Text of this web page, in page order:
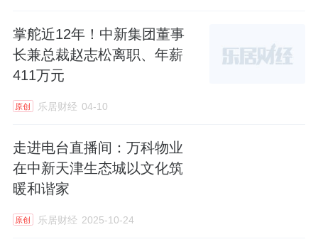
掌舵近12年！中新集团董事
长兼总裁赵志松离职、年薪
411万元
原创 乐居财经 04-10
走进电台直播间：万科物业
在中新天津生态城以文化筑
暖和谐家
原创 乐居财经 2025-10-24